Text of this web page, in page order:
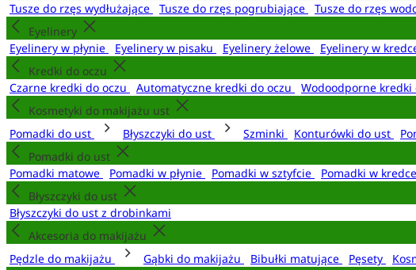
Tusze do rzęs wydłużające
Tusze do rzęs pogrubiające Tusze do rzęs
Eyelinery
Eyelinery w płynie
Eyelinery w pisaku Eyelinery żelowe Eyelinery w
Kredki do oczu
Czarne kredki do oczu
Automatyczne kredki do oczu Wodoodporne kredki
Kosmetyki do makijażu ust
Pomadki do ust
Błyszczyki do ust Szminki Konturówki do ust
Pomadki do ust
Pomadki matowe
Pomadki w płynie Pomadki w sztyfcie Pomadki w kredce
Błyszczyki do ust
Błyszczyki do ust z drobinkami
Akcesoria do makijażu
Pędzle do makijażu
Gąbki do makijażu Bibułki matujące Pęsety